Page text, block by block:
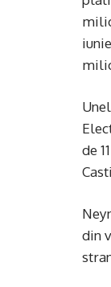
de
din